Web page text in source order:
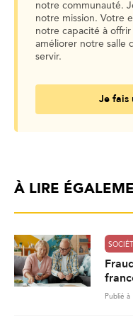
notre communauté.
notre mission. Votre
notre capacité à
améliorer notre salle
servir.
Je fais
À LIRE
Publié à